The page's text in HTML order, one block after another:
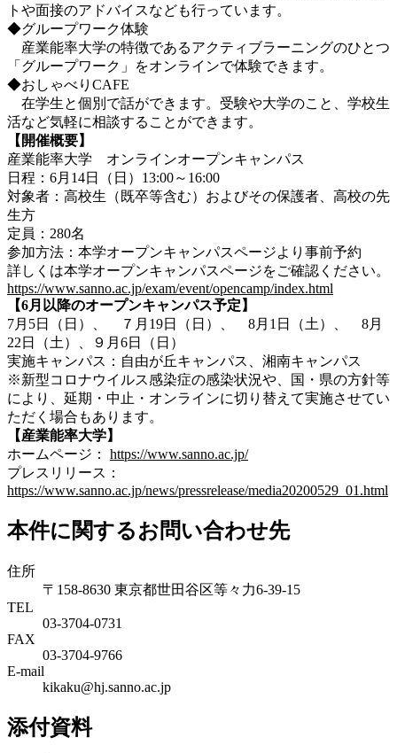
トや面接のアドバイスなども行っています。
◆グループワーク体験
産業能率大学の特徴であるアクティブラーニングのひとつ
「グループワーク」をオンラインで体験できます。
◆おしゃべりCAFE
在学生と個別で話ができます。受験や大学のこと、学校生
活など気軽に相談することができます。
【開催概要】
産業能率大学 オンラインオープンキャンパス
日程：6月14日（日）13:00～16:00
対象者：高校生（既卒等含む）およびその保護者、高校の先
生方
定員：280名
参加方法：本学オープンキャンパスページより事前予約
詳しくは本学オープンキャンパスページをご確認ください。
https://www.sanno.ac.jp/exam/event/opencamp/index.html
【6月以降のオープンキャンパス予定】
7月5日（日）、 ７月19日（日）、 8月1日（土）、 8月
22日（土）、９月6日（日）
実施キャンパス：自由が丘キャンパス、湘南キャンパス
※新型コロナウイルス感染症の感染状況や、国・県の方針等
により、延期・中止・オンラインに切り替えて実施させてい
ただく場合もあります。
【産業能率大学】
ホームページ： https://www.sanno.ac.jp/
プレスリリース：
https://www.sanno.ac.jp/news/pressrelease/media20200529_01.html
本件に関するお問い合わせ先
住所
〒158-8630 東京都世田谷区等々力6-39-15
TEL
03-3704-0731
FAX
03-3704-9766
E-mail
kikaku@hj.sanno.ac.jp
添付資料